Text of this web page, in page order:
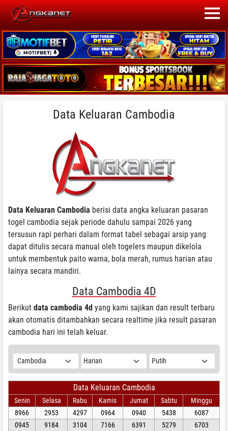
Data Keluaran Cambodia
Data Keluaran Cambodia berisi data angka keluaran pasaran
togel cambodia sejak periode dahulu sampai 2026 yang
tersusun rapi perhari dalam format tabel sebagai arsip yang
dapat ditulis secara manual oleh togelers maupun dikelola
untuk membentuk paito warna, bola merah, rumus harian atau
lainya secara mandiri.
Data Cambodia 4D
Berikut data cambodia 4d yang kami sajikan dan result terbaru
akan otomatis ditambahkan secara realtime jika result pasaran
cambodia hari ini telah keluar.
Data Keluaran Cambodia
Senin Selasa Rabu Kamis Jumat Sabtu
Minggu
8966
2953 4297 0964 0940 5438
6087
0945
9184 3104 7166 6391 5279
6703